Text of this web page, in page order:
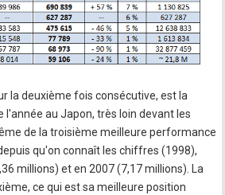
la deuxième fois consécutive, est la
l'année au Japon, très loin devant les
de la troisième meilleure performance
qu'on connaît les chiffres (1998),
millions) et en 2007 (7,17 millions). La
ce qui est sa meilleure position